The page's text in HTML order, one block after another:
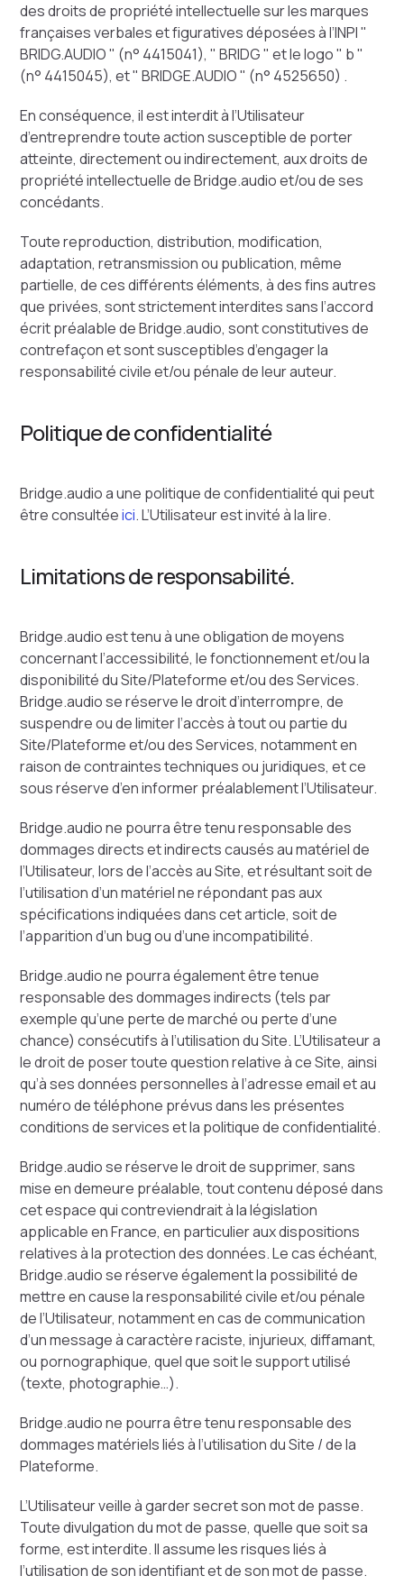
des droits de propriété intellectuelle sur les marques
françaises verbales et figuratives déposées à l’INPI "
BRIDG.AUDIO " (n° 4415041), " BRIDG " et le logo " b "
(n° 4415045), et " BRIDGE.AUDIO " (n° 4525650) .
En conséquence, il est interdit à l’Utilisateur
d’entreprendre toute action susceptible de porter
atteinte, directement ou indirectement, aux droits de
propriété intellectuelle de Bridge.audio et/ou de ses
concédants.
Toute reproduction, distribution, modification,
adaptation, retransmission ou publication, même
partielle, de ces différents éléments, à des fins autres
que privées, sont strictement interdites sans l’accord
écrit préalable de Bridge.audio, sont constitutives de
contrefaçon et sont susceptibles d’engager la
responsabilité civile et/ou pénale de leur auteur.
Politique de confidentialité
Bridge.audio a une politique de confidentialité qui peut
être consultéeici. L’Utilisateur est invité à la lire.
Limitations de responsabilité.
Bridge.audio est tenu à une obligation de moyens
concernant l’accessibilité, le fonctionnement et/ou la
disponibilité du Site/Plateforme et/ou des Services.
Bridge.audio se réserve le droit d’interrompre, de
suspendre ou de limiter l’accès à tout ou partie du
Site/Plateforme et/ou des Services, notamment en
raison de contraintes techniques ou juridiques, et ce
sous réserve d’en informer préalablement l’Utilisateur.
Bridge.audio ne pourra être tenu responsable des
dommages directs et indirects causés au matériel de
l’Utilisateur, lors de l’accès au Site, et résultant soit de
l’utilisation d’un matériel ne répondant pas aux
spécifications indiquées dans cet article, soit de
l’apparition d’un bug ou d’une incompatibilité.
Bridge.audio ne pourra également être tenue
responsable des dommages indirects (tels par
exemple qu’une perte de marché ou perte d’une
chance) consécutifs à l’utilisation du Site. L’Utilisateur a
le droit de poser toute question relative à ce Site, ainsi
qu’à ses données personnelles à l’adresse email et au
numéro de téléphone prévus dans les présentes
conditions de services et la politique de confidentialité.
Bridge.audio se réserve le droit de supprimer, sans
mise en demeure préalable, tout contenu déposé dans
cet espace qui contreviendrait à la législation
applicable en France, en particulier aux dispositions
relatives à la protection des données. Le cas échéant,
Bridge.audio se réserve également la possibilité de
mettre en cause la responsabilité civile et/ou pénale
de l’Utilisateur, notamment en cas de communication
d’un message à caractère raciste, injurieux, diffamant,
ou pornographique, quel que soit le support utilisé
(texte, photographie…).
Bridge.audio ne pourra être tenu responsable des
dommages matériels liés à l’utilisation du Site / de la
Plateforme.
L’Utilisateur veille à garder secret son mot de passe.
Toute divulgation du mot de passe, quelle que soit sa
forme, est interdite. Il assume les risques liés à
l’utilisation de son identifiant et de son mot de passe.